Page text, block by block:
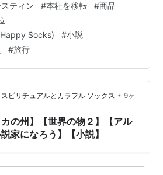
ます。 wikiより。 人口[1]ではカリ
ではアラスカ州に次いで全米第2
サス」は、インディアン部族のハ
）（カドー族）のカドー語で「友
ティン #本社を移転 #商品
Socks) #小説
#旅行
ピリチュアルとカラフル ソックス • 9ヶ
の州】【世界の物２】【アル
家になろう】【小説】